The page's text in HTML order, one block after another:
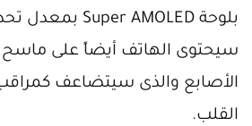
سيحتوى الهاتف أيضاً على
الأصابع والذى سيتضاعف
القلب.